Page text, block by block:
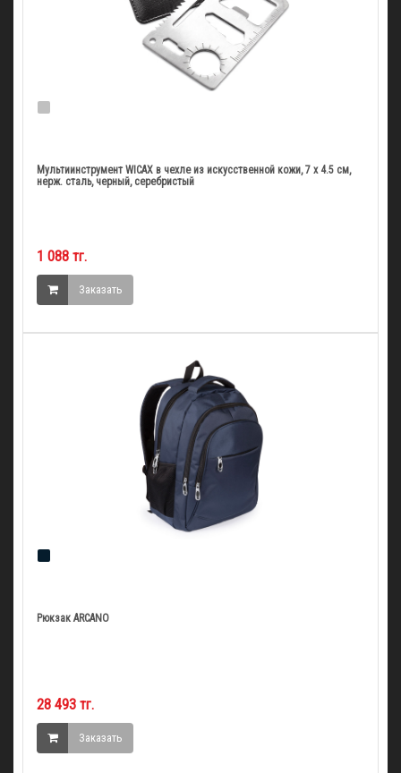
Мультиинструмент WICAX в чехле из искусственной кожи, 7 x 4.5 см,
нерж. сталь, черный, серебристый
1 088 тг.
Заказать
Рюкзак ARCANO
28 493 тг.
Заказать